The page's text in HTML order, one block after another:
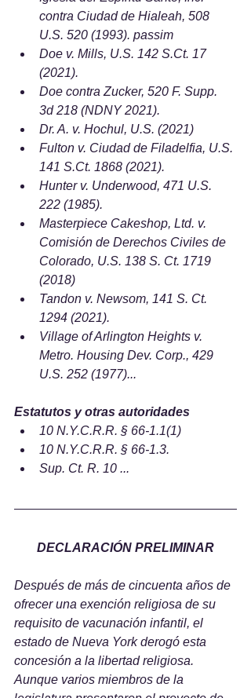
contra Ciudad de Hialeah, 508
U.S. 520 (1993). passim
Doe v. Mills, U.S. 142 S.Ct. 17
(2021).
Doe contra Zucker, 520 F. Supp.
3d 218 (NDNY 2021).
Dr. A. v. Hochul, U.S. (2021)
Fulton v. Ciudad de Filadelfia, U.S.
141 S.Ct. 1868 (2021).
Hunter v. Underwood, 471 U.S.
222 (1985).
Masterpiece Cakeshop, Ltd. v.
Comisión de Derechos Civiles de
Colorado, U.S. 138 S. Ct. 1719
(2018)
Tandon v. Newsom, 141 S. Ct.
1294 (2021).
Village of Arlington Heights v.
Metro. Housing Dev. Corp., 429
U.S. 252 (1977)...
Estatutos y otras autoridades
10 N.Y.C.R.R. § 66-1.1(1)
10 N.Y.C.R.R. § 66-1.3.
Sup. Ct. R. 10 ...
DECLARACIÓN PRELIMINAR
Después de más de cincuenta años de
ofrecer una exención religiosa de su
requisito de vacunación infantil, el
estado de Nueva York derogó esta
concesión a la libertad religiosa.
Aunque varios miembros de la